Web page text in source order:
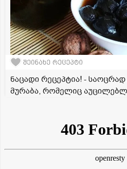
შეინახე რეცეპტი
ნაცადი რეცეპტია! -
მურაბა, რომელიც